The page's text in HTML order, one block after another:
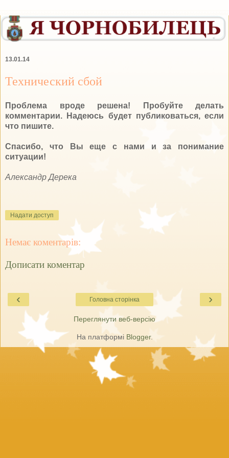
13.01.14
Технический сбой
Проблема вроде решена! Пробуйте делать
комментарии. Надеюсь будет публиковаться, если
что пишите.
Спасибо, что Вы еще с нами и за понимание
ситуации!
Александр Дерека
Надати доступ
Немає коментарів:
Дописати коментар
‹ ›
Головна сторінка
Переглянути веб-версію
На платформі Blogger.